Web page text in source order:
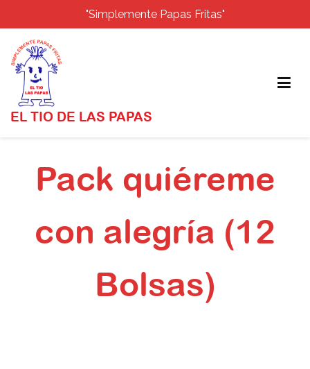
contenido
"Simplemente Papas Fritas"
EL TIO DE LAS PAPAS
Pack quiéreme
con alegría (12
Bolsas)